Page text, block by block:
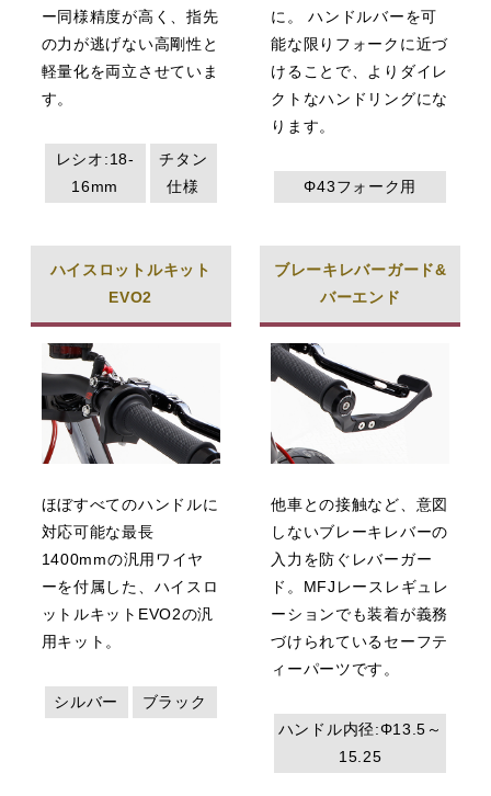
ー同様精度が高く、指先
の力が逃げない高剛性と
軽量化を両立させていま
す。
レシオ:18-
16mm
チタン
仕様
に。 ハンドルバーを可
能な限りフォークに近づ
けることで、よりダイレ
クトなハンドリングにな
ります。
Φ43フォーク用
ハイスロットルキット
EVO2
ほぼすべてのハンドルに
対応可能な最長
1400mmの汎用ワイヤ
ーを付属した、ハイスロ
ットルキットEVO2の汎
用キット。
シルバー ブラック
ブレーキレバーガード&
バーエンド
他車との接触など、意図
しないブレーキレバーの
入力を防ぐレバーガー
ド。MFJレースレギュレ
ーションでも装着が義務
づけられているセーフテ
ィーパーツです。
ハンドル内径:Φ13.5～
15.25